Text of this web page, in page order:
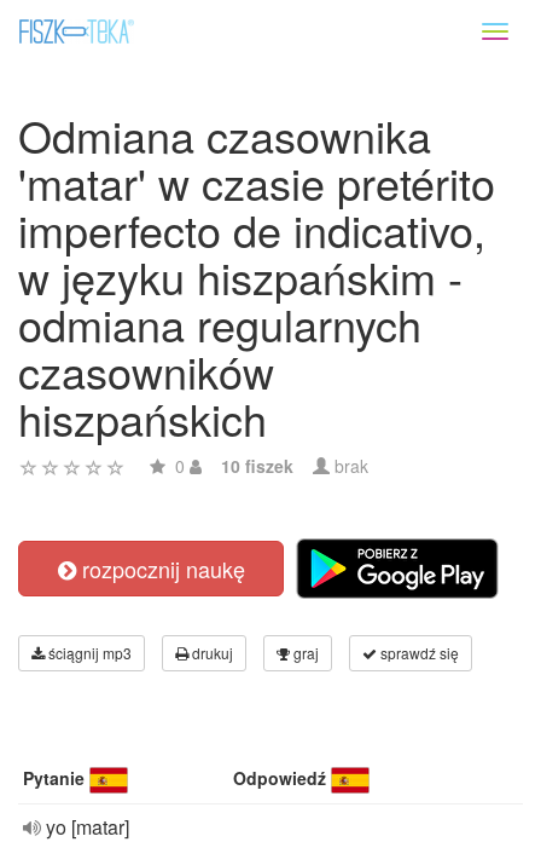
Odmiana czasownika
'matar' w czasie pretérito
imperfecto de indicativo,
w języku hiszpańskim -
odmiana regularnych
czasowników
hiszpańskich
0 10 fiszek brak
rozpocznij naukę
ściągnij mp3 drukuj graj sprawdź się
Pytanie Odpowiedź
yo [matar]